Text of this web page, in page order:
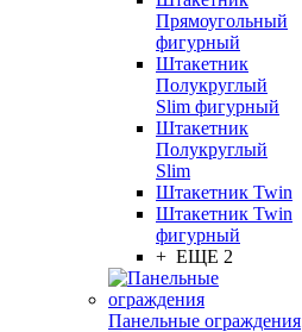
Прямоугольный
фигурный
Штакетник
Полукруглый
Slim фигурный
Штакетник
Полукруглый
Slim
Штакетник Twin
Штакетник Twin
фигурный
+ ЕЩЕ 2
Панельные ограждения